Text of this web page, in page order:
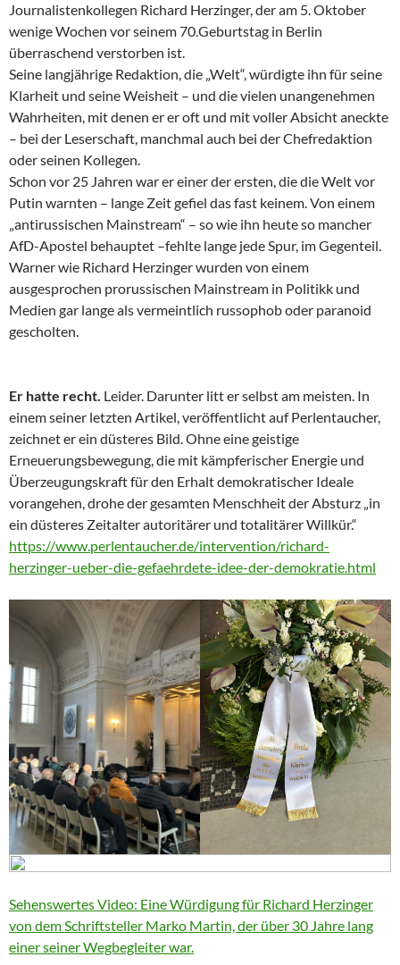
Journalistenkollegen Richard Herzinger, der am 5. Oktober
wenige Wochen vor seinem 70.Geburtstag in Berlin
überraschend verstorben ist.
Seine langjährige Redaktion, die „Welt“, würdigte ihn für seine
Klarheit und seine Weisheit – und die vielen unangenehmen
Wahrheiten, mit denen er er oft und mit voller Absicht aneckte
– bei der Leserschaft, manchmal auch bei der Chefredaktion
oder seinen Kollegen.
Schon vor 25 Jahren war er einer der ersten, die die Welt vor
Putin warnten – lange Zeit gefiel das fast keinem. Von einem
„antirussischen Mainstream“ – so wie ihn heute so mancher
AfD-Apostel behauptet –fehlte lange jede Spur, im Gegenteil.
Warner wie Richard Herzinger wurden von einem
ausgesprochen prorussischen Mainstream in Politikk und
Medien gar lange als vermeintlich russophob oder paranoid
gescholten.
Er hatte recht. Leider. Darunter litt er selbst am meisten. In
einem seiner letzten Artikel, veröffentlicht auf Perlentaucher,
zeichnet er ein düsteres Bild. Ohne eine geistige
Erneuerungsbewegung, die mit kämpferischer Energie und
Überzeugungskraft für den Erhalt demokratischer Ideale
vorangehen, drohe der gesamten Menschheit der Absturz „in
ein düsteres Zeitalter autoritärer und totalitärer Willkür.“
https://www.perlentaucher.de/intervention/richard-
herzinger-ueber-die-gefaehrdete-idee-der-demokratie.html
Sehenswertes Video: Eine Würdigung für Richard Herzinger
von dem Schriftsteller Marko Martin, der über 30 Jahre lang
einer seiner Wegbegleiter war.